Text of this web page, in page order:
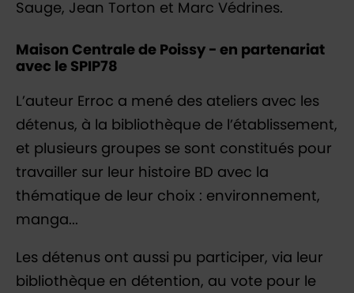
Sauge, Jean Torton et Marc Védrines.
Maison Centrale de Poissy - en partenariat
avec le SPIP78
L’auteur Erroc a mené des ateliers avec les
détenus, à la bibliothèque de l’établissement,
et plusieurs groupes se sont constitués pour
travailler sur leur histoire BD avec la
thématique de leur choix : environnement,
manga...
Les détenus ont aussi pu participer, via leur
bibliothèque en détention, au vote pour le